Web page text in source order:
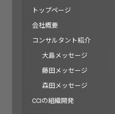
トップページ
会社概要
コンサルタント紹介
大島メッセージ
藤田メッセージ
森田メッセージ
CCIの組織開発